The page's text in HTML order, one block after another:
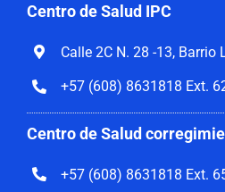
Centro de Salud IPC
Calle 2C N. 28 -13, Barrio
+57 (608) 8631818 Ext.
Centro de Salud
+57 (608) 8631818 Ext.